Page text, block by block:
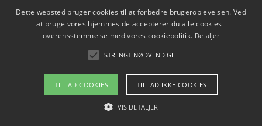
Hvor finder jeg nemme måltidskasser i Vejle
Om / kontakt
Blog Betingelser
Dette websted bruger cookies til at forbedre brugeroplevelsen. Ved
at bruge vores hjemmeside accepterer du alle cookies i
overensstemmelse med vores cookiepolitik. Detaljer
STRENGT NØDVENDIGE
TILLAD COOKIES TILLAD IKKE COOKIES
VIS DETALJER